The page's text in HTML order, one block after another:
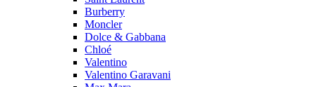
Burberry
Moncler
Dolce & Gabbana
Chloé
Valentino
Valentino Garavani